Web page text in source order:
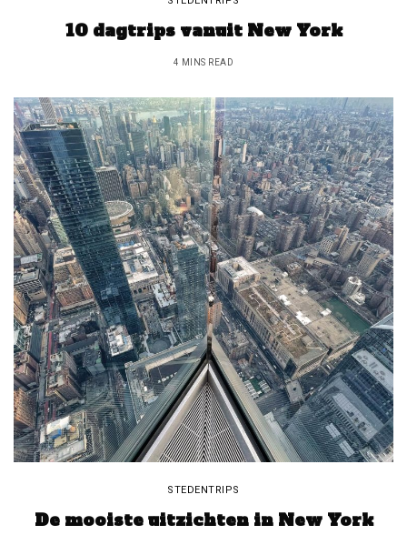
10 dagtrips vanuit New York
4 MINS READ
STEDENTRIPS
De mooiste uitzichten in New York